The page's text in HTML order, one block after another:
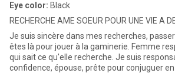
Eye color: Black
RECHERCHE AME SOEUR POUR UNE VIE A
Je suis sincère dans mes recherches,
êtes là pour jouer à la gaminerie. Femme
qui sait ce qu'elle recherche. Je suis
confidence, épouse, prête pour conjuguer